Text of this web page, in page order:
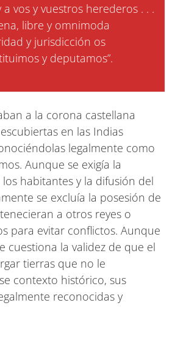
a vos y vuestros herederos . . .
libre y omnimoda
y jurisdicción os
y deputamos”.
a la corona castellana
en las Indias
legalmente como
Aunque se exigía la
habitantes y la difusión del
se excluía la posesión de
a otros reyes o
para evitar conflictos. Aunque
cuestiona la validez de que el
tierras que no le
contexto histórico, sus
reconocidas y